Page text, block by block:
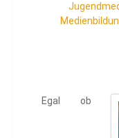
Egal ob